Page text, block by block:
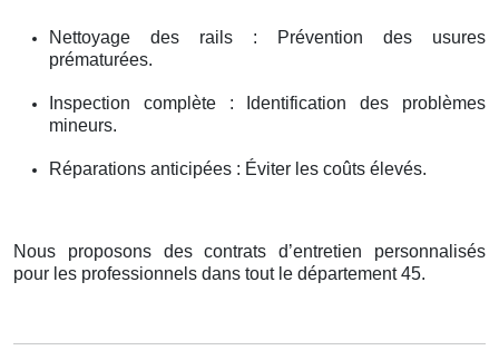
Nettoyage des rails : Prévention des usures
prématurées.
Inspection complète : Identification des problèmes
mineurs.
Réparations anticipées : Éviter les coûts élevés.
Nous proposons des contrats d’entretien personnalisés
pour les professionnels dans tout le département 45.